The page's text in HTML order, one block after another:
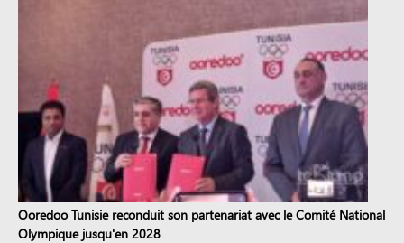
Ooredoo Tunisie reconduit son partenariat avec le Comité National
Olympique jusqu'en 2028